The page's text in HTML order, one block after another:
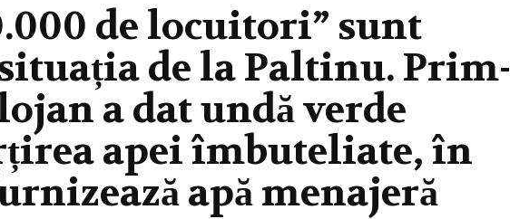
de locuitori” sunt
de la Paltinu. Prim-
a dat undă verde
apei îmbuteliate, în
apă menajeră